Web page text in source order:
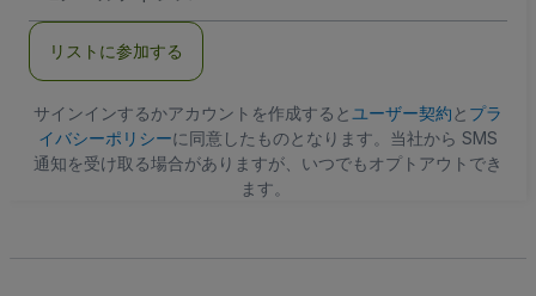
ア
ス
リストに参加する
サインインするかアカウントを作成すると ユーザー契約と プラ
イバシーポリシーに同意したものとなります。当社から SMS
通知を受け取る場合がありますが、いつでもオプトアウトでき
ます。